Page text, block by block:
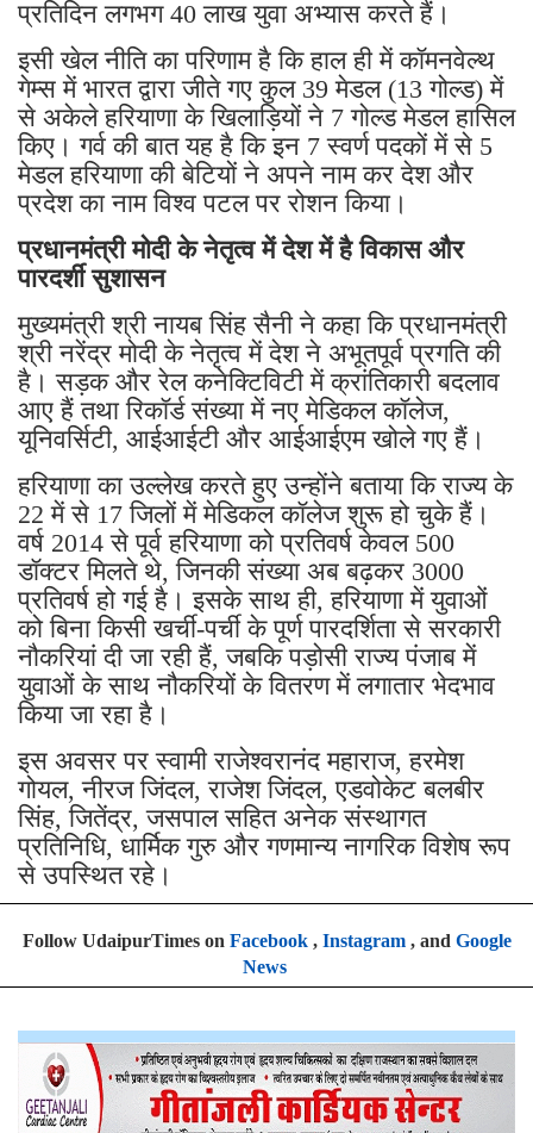
प्रतिदिन लगभग 40 लाख युवा अभ्यास करते हैं।
इसी खेल नीति का परिणाम है कि हाल ही में कॉमनवेल्थ
गेम्स में भारत द्वारा जीते गए कुल 39 मेडल (13 गोल्ड) में
से अकेले हरियाणा के खिलाड़ियों ने 7 गोल्ड मेडल हासिल
किए। गर्व की बात यह है कि इन 7 स्वर्ण पदकों में से 5
मेडल हरियाणा की बेटियों ने अपने नाम कर देश और
प्रदेश का नाम विश्व पटल पर रोशन किया।
प्रधानमंत्री मोदी के नेतृत्व में देश में है विकास और
पारदर्शी सुशासन
मुख्यमंत्री श्री नायब सिंह सैनी ने कहा कि प्रधानमंत्री
श्री नरेंद्र मोदी के नेतृत्व में देश ने अभूतपूर्व प्रगति की
है। सड़क और रेल कनेक्टिविटी में क्रांतिकारी बदलाव
आए हैं तथा रिकॉर्ड संख्या में नए मेडिकल कॉलेज,
यूनिवर्सिटी, आईआईटी और आईआईएम खोले गए हैं।
हरियाणा का उल्लेख करते हुए उन्होंने बताया कि राज्य के
22 में से 17 जिलों में मेडिकल कॉलेज शुरू हो चुके हैं।
वर्ष 2014 से पूर्व हरियाणा को प्रतिवर्ष केवल 500
डॉक्टर मिलते थे, जिनकी संख्या अब बढ़कर 3000
प्रतिवर्ष हो गई है। इसके साथ ही, हरियाणा में युवाओं
को बिना किसी खर्ची-पर्ची के पूर्ण पारदर्शिता से सरकारी
नौकरियां दी जा रही हैं, जबकि पड़ोसी राज्य पंजाब में
युवाओं के साथ नौकरियों के वितरण में लगातार भेदभाव
किया जा रहा है।
इस अवसर पर स्वामी राजेश्वरानंद महाराज, हरमेश
गोयल, नीरज जिंदल, राजेश जिंदल, एडवोकेट बलबीर
सिंह, जितेंद्र, जसपाल सहित अनेक संस्थागत
प्रतिनिधि, धार्मिक गुरु और गणमान्य नागरिक विशेष रूप
से उपस्थित रहे।
Follow UdaipurTimes on Facebook, Instagram, and Google
News